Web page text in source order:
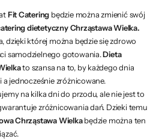
Fit Catering będzie można zmienić swój
dietetyczny Chrząstawa Wielka.
dzięki której można będzie się zdrowo
samodzielnego gotowania.Dieta
to szansa na to, by każdego dnia
a jednocześnie zróżnicowane.
na kilka dni do przodu, ale nie jest to
zróżnicowania dań. Dzieki temu
Chrząstawa Wielkabędzie można ten